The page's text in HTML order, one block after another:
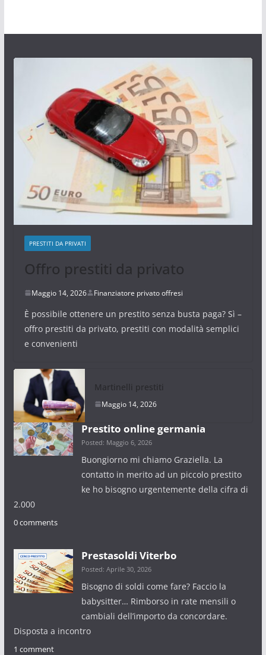
PRESTITI DA PRIVATI
Offro prestiti da privato
Maggio 14, 2026 Finanziatore privato offresi
È possibile ottenere un prestito senza busta paga? Sì –
offro prestiti da privato, prestiti con modalità semplici
e convenienti
Martinelli prestiti
Maggio 14, 2026
Prestito online germania
Posted: Maggio 6, 2026
Buongiorno mi chiamo Graziella. La
contatto in merito ad un piccolo prestito
ke ho bisogno urgentemente della cifra di
2.000
0 comments
Prestasoldi Viterbo
Posted: Aprile 30, 2026
Bisogno di soldi come fare? Faccio la
babysitter… Rimborso in rate mensili o
cambiali dell’importo da concordare.
Disposta a incontro
1 comment